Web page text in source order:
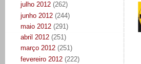
julho 2012 (262)
junho 2012 (244)
maio 2012 (291)
abril 2012 (251)
março 2012 (251)
fevereiro 2012 (222)